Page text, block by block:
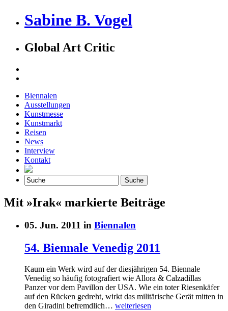
Sabine B. Vogel
Global Art Critic
Biennalen
Ausstellungen
Kunstmesse
Kunstmarkt
Reisen
News
Interview
Kontakt
Mit »Irak« markierte Beiträge
05. Jun. 2011 in Biennalen
54. Biennale Venedig 2011
Kaum ein Werk wird auf der diesjährigen 54. Biennale
Venedig so häufig fotografiert wie Allora & Calzadillas
Panzer vor dem Pavillon der USA. Wie ein toter Riesenkäfer
auf den Rücken gedreht, wirkt das militärische Gerät mitten in
den Giradini befremdlich… weiterlesen